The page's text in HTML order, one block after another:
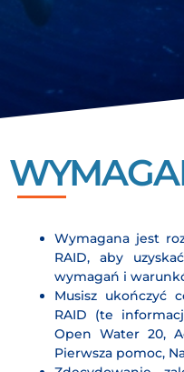
Wymagana jest
RAID, aby
wymagań i
Musisz ukończyć
RAID (te
Open Water 20,
Pierwsza pomoc,